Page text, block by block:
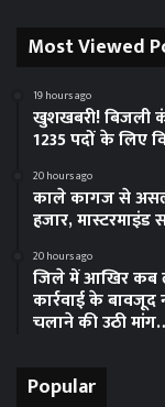
Most Viewed
19 hours ago
खुशखबरी! बिजली
1235 पदों के लिए
20 hours ago
काले कागज से
हजार, मास्टरमाइंड
20 hours ago
जिले में आखिर कब
कार्रवाई के बावजूद
चलाने की उठी
Popular